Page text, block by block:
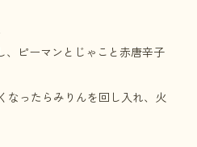
、ピーマンとじゃこと赤唐辛子
なったらみりんを回し入れ、火